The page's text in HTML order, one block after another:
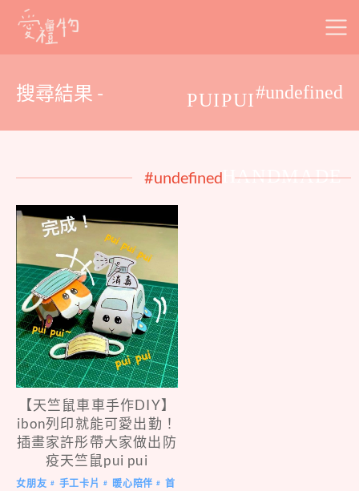
Skip
搜尋結果 - #undefined
PUIPUI
HANDMADE
#undefined
【天竺鼠車車手作DIY】
ibon列印就能可愛出勤！
插畫家許彤帶大家做出防
疫天竺鼠pui pui
女朋友 # 手工卡片 # 暖心陪伴 #
首